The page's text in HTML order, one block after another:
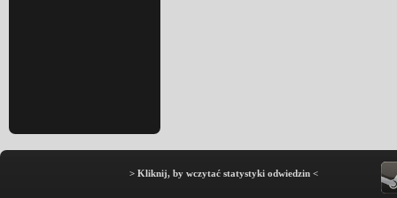
> Kliknij, by wczytać statystyki odwiedzin <